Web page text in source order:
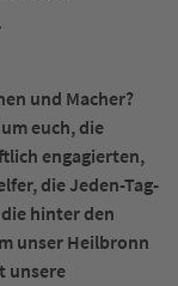
und Macher?
euch, die
engagierten,
die Jeden-Tag-
hinter den
unser Heilbronn
unsere